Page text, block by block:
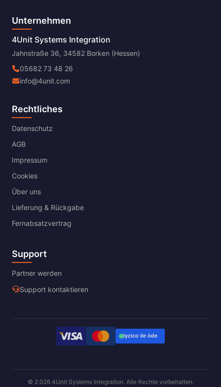
Unternehmen
4Unit Systems Integration
Jahnstraße 36, 34582 Borken (Hessen)
05682 73 48 26
info@4unit.com
Rechtliches
Datenschutz
AGB
Impressum
Cookies
Über uns
Lieferung & Rückgabe
Fernabsatzvertrag
Support
Partner werden
Support kontaktieren
© 2.026 4Unit Systems Integration. Alle Rechte vorbehalten.